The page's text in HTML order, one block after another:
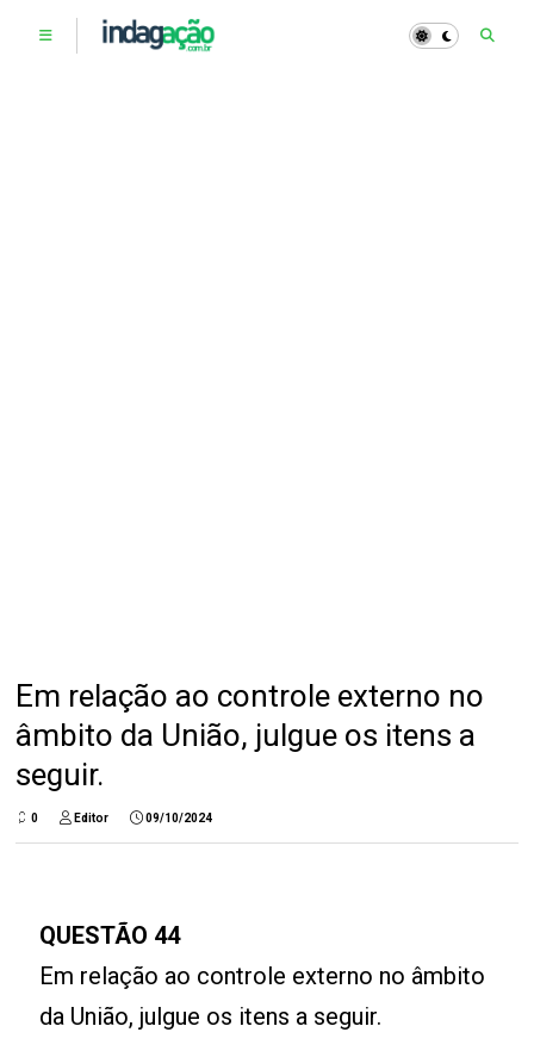
Em relação ao controle externo no
âmbito da União, julgue os itens a
seguir.
0 Editor 09/10/2024
QUESTÃO 44
Em relação ao controle externo no âmbito
da União, julgue os itens a seguir.